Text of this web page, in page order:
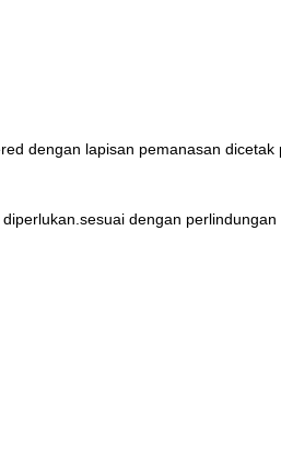
dengan lapisan pemanasan dicetak
dengan perlindungan